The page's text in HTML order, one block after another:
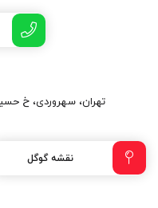
تهران، سهروردی، خ
نقشه گوگل